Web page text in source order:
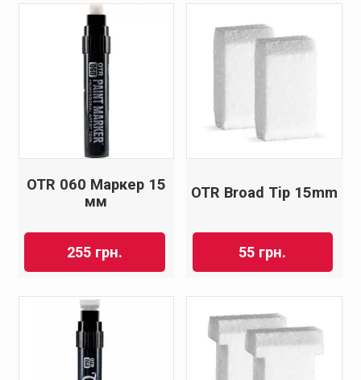
OTR 060 Маркер 15
мм
255 грн.
OTR Broad Tip 15mm
55 грн.